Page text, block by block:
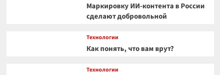
Маркировку ИИ-контента в России
сделают добровольной
Технологии
Как понять, что вам врут?
Технологии